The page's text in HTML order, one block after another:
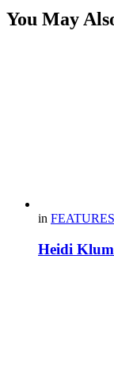
You May
in FEATURES
Heidi